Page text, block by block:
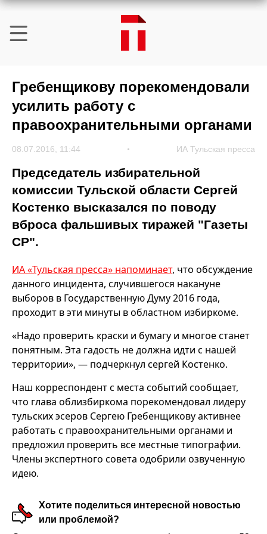
Гребенщикову порекомендовали
усилить работу с
правоохранительными органами
08.07.2016, 11:44 ИА Тульская пресса
Председатель избирательной
комиссии Тульской области Сергей
Костенко высказался по поводу
вброса фальшивых тиражей "Газеты
СР".
ИА «Тульская пресса» напоминает, что обсуждение
данного инцидента, случившегося накануне
выборов в Государственную Думу 2016 года,
проходит в эти минуты в областном избиркоме.
«Надо проверить краски и бумагу и многое станет
понятным. Эта гадость не должна идти с нашей
территории», — подчеркнул сергей Костенко.
Наш корреспондент с места событий сообщает,
что глава облизбиркома порекомендовал лидеру
тульских эсеров Сергею Гребенщикову активнее
работать с правоохранительными органами и
предложил проверить все местные типографии.
Члены экспертного совета одобрили озвученную
идею.
Хотите поделиться интересной новостью
или проблемой?